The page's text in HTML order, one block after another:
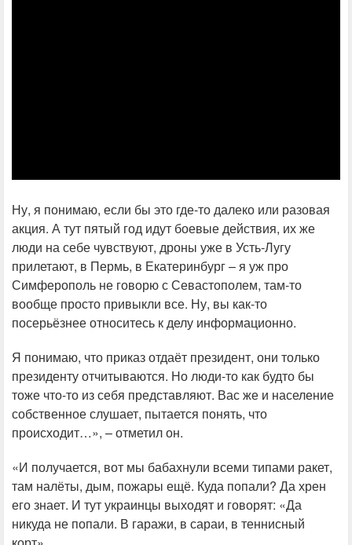
Ну, я понимаю, если бы это где-то далеко или разовая
акция. А тут пятый год идут боевые действия, их же
люди на себе чувствуют, дроны уже в Усть-Лугу
прилетают, в Пермь, в Екатеринбург – я уж про
Симферополь не говорю с Севастополем, там-то
вообще просто привыкли все. Ну, вы как-то
посерьёзнее относитесь к делу информационно.
Я понимаю, что приказ отдаёт президент, они только
президенту отчитываются. Но люди-то как будто бы
тоже что-то из себя представляют. Вас же и население
собственное слушает, пытается понять, что
происходит…», – отметил он.
«И получается, вот мы бабахнули всеми типами ракет,
там налёты, дым, пожары ещё. Куда попали? Да хрен
его знает. И тут украинцы выходят и говорят: «Да
никуда не попали. В гаражи, в сараи, в теннисный